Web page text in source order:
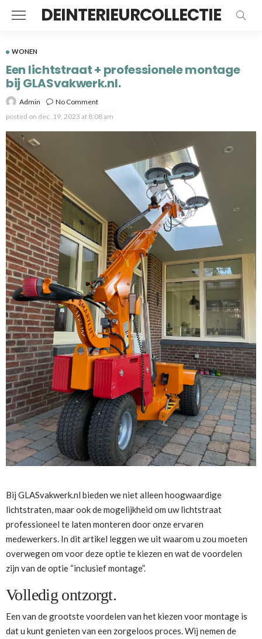
DEINTERIEURCOLLECTIE
WONEN
Een lichtstraat + professionele montage
bij GLASvakwerk.nl.
Admin
No Comment
posted on dec. 19, 2023 at 8:08 am
Bij GLASvakwerk.nl bieden we niet alleen hoogwaardige
lichtstraten, maar ook de mogelijkheid om uw lichtstraat
professioneel te laten monteren door onze ervaren
medewerkers. In dit artikel leggen we uit waarom u zou moeten
overwegen om voor deze optie te kiezen en wat de voordelen
zijn van de optie “inclusief montage”.
Volledig ontzorgt.
Een van de grootste voordelen van het kiezen voor montage is
dat u kunt genieten van een zorgeloos proces. Wij nemen de